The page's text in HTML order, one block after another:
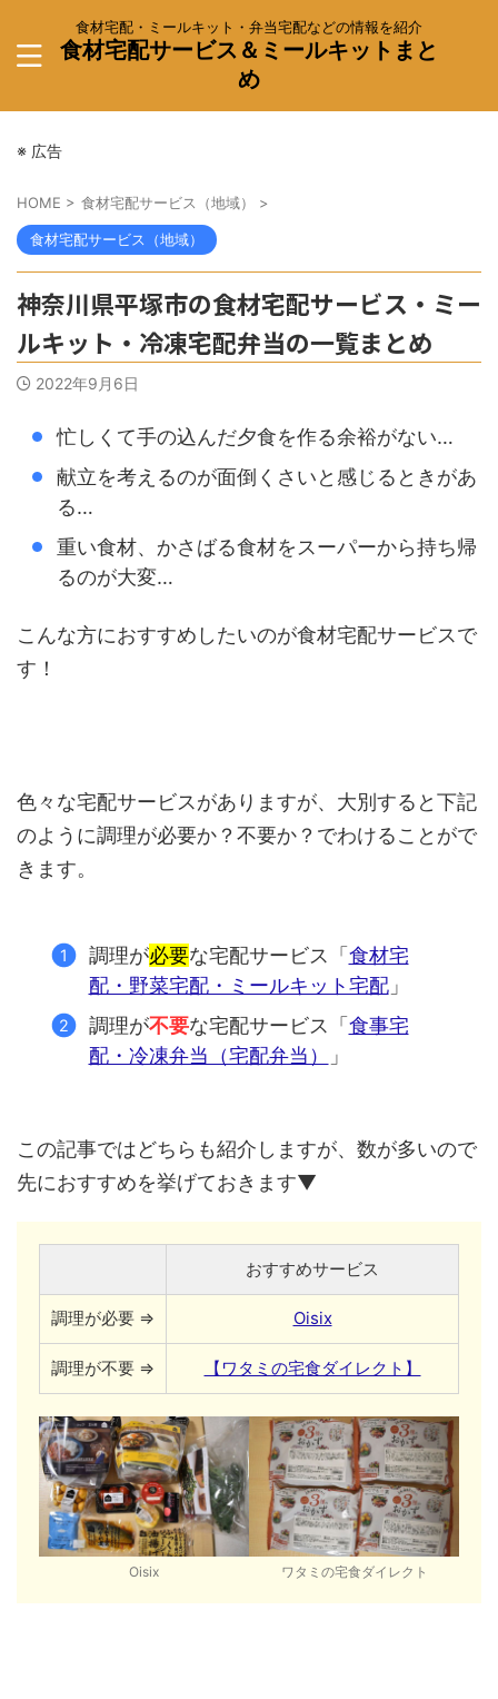
食材宅配・ミールキット・弁当宅配などの情報を紹介
食材宅配サービス＆ミールキットまと
め
※ 広告
HOME > 食材宅配サービス（地域） >
食材宅配サービス（地域）
神奈川県平塚市の食材宅配サービス・ミー
ルキット・冷凍宅配弁当の一覧まとめ
2022年9月6日
忙しくて手の込んだ夕食を作る余裕がない…
献立を考えるのが面倒くさいと感じるときがあ
る…
重い食材、かさばる食材をスーパーから持ち帰
るのが大変…
こんな方におすすめしたいのが食材宅配サービスで
す！
色々な宅配サービスがありますが、大別すると下記
のように調理が必要か？不要か？でわけることがで
きます。
調理が必要な宅配サービス「食材宅
配・野菜宅配・ミールキット宅配」
調理が不要な宅配サービス「食事宅
配・冷凍弁当（宅配弁当）
」
この記事ではどちらも紹介しますが、数が多いので
先におすすめを挙げておきます▼
おすすめサービス
調理が必要 ⇒ Oisix
調理が不要 ⇒ 【ワタミの宅食ダイレクト】
Oisix ワタミの宅食ダイレクト